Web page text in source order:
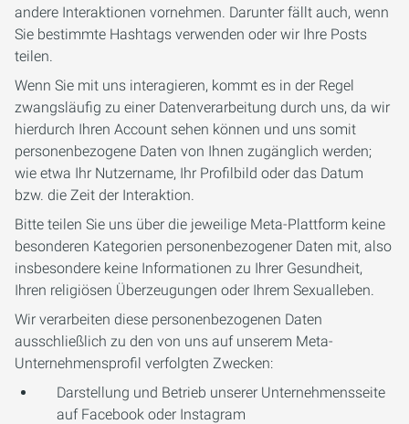
andere Interaktionen vornehmen. Darunter fällt auch, wenn
Sie bestimmte Hashtags verwenden oder wir Ihre Posts
teilen.
Wenn Sie mit uns interagieren, kommt es in der Regel
zwangsläufig zu einer Datenverarbeitung durch uns, da wir
hierdurch Ihren Account sehen können und uns somit
personenbezogene Daten von Ihnen zugänglich werden;
wie etwa Ihr Nutzername, Ihr Profilbild oder das Datum
bzw. die Zeit der Interaktion.
Bitte teilen Sie uns über die jeweilige Meta-Plattform keine
besonderen Kategorien personenbezogener Daten mit, also
insbesondere keine Informationen zu Ihrer Gesundheit,
Ihren religiösen Überzeugungen oder Ihrem Sexualleben.
Wir verarbeiten diese personenbezogenen Daten
ausschließlich zu den von uns auf unserem Meta-
Unternehmensprofil verfolgten Zwecken:
Darstellung und Betrieb unserer Unternehmensseite
auf Facebook oder Instagram